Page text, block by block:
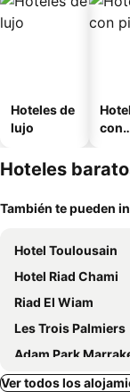
Hoteles de
lujo
con
Hoteles
También te pueden
Hotel Toulousain
Hotel Riad Chami
Riad El Wiam
Les Trois Palmiers
Adam Park Marrakech
ibis Marrakech
Ver todos los